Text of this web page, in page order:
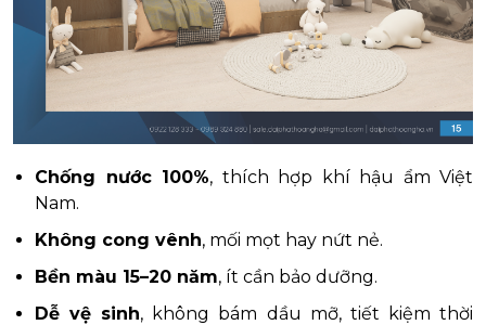
Chống nước 100%, thích hợp khí hậu ẩm Việt
Nam.
Không cong vênh, mối mọt hay nứt nẻ.
Bền màu 15–20 năm, ít cần bảo dưỡng.
Dễ vệ sinh, không bám dầu mỡ, tiết kiệm thời